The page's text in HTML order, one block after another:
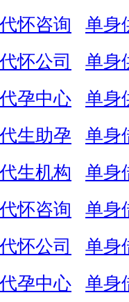
怀咨询
单身
怀公司
单身
孕中心
单身
生助孕
单身
生机构
单身
怀咨询
单身
怀公司
单身
孕中心
单身